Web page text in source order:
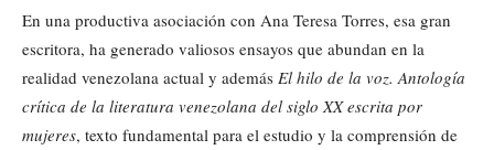
En una productiva asociación con Ana Teresa Torres, esa gran
escritora, ha generado valiosos ensayos que abundan en la
realidad venezolana actual y además El hilo de la voz. Antología
crítica de la literatura venezolana del siglo XX escrita por
mujeres, texto fundamental para el estudio y la comprensión de